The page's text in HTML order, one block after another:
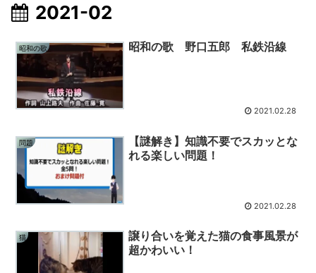
2021-02
昭和の歌 昭和の歌 野口五郎 私鉄沿線
2021.02.28
問題
【謎解き】知識不要でスカッとな
れる楽しい問題！
2021.02.28
猫
譲り合いを覚えた猫の食事風景が
超かわいい！